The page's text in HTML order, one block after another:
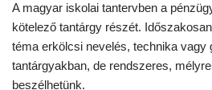
A magyar iskolai tantervben a
kötelező tantárgy részét.
téma erkölcsi nevelés, technika vagy
tantárgyakban, de rendszeres,
beszélhetünk.